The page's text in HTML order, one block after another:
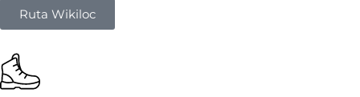
Ruta Wikiloc